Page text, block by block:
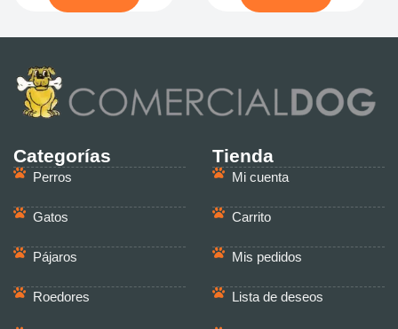
Categorías
Perros
Gatos
Pájaros
Roedores
Tienda
Mi cuenta
Carrito
Mis pedidos
Lista de deseos